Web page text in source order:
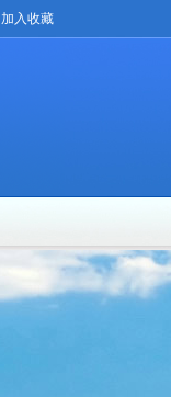
加入收藏